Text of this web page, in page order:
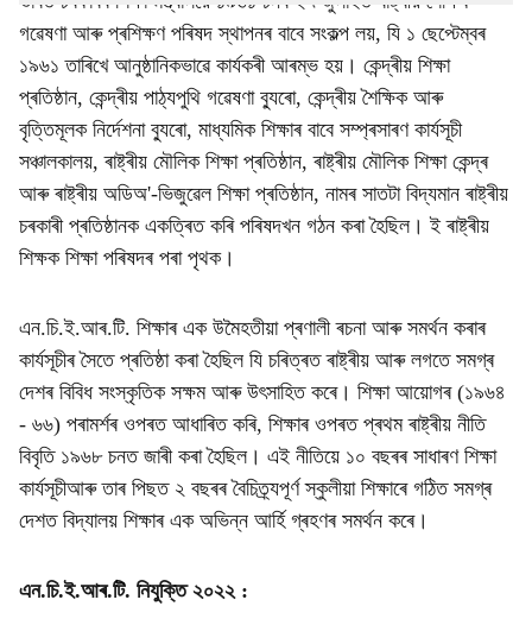
গৱেষণা আৰু প্ৰশিক্ষণ পৰিষদ স্থাপনৰ বাবে সংকল্প লয়, যি ১ ছেপ্টেম্বৰ
১৯৬১ তাৰিখে আনুষ্ঠানিকভাৱে কাৰ্যকৰী আৰম্ভ হয়। কেন্দ্ৰীয় শিক্ষা
প্ৰতিষ্ঠান, কেন্দ্ৰীয় পাঠ্যপুথি গৱেষণা ব্যুৰো, কেন্দ্ৰীয় শৈক্ষিক আৰু
বৃত্তিমূলক নিৰ্দেশনা ব্যুৰো, মাধ্যমিক শিক্ষাৰ বাবে সম্প্ৰসাৰণ কাৰ্যসূচী
সঞ্চালকালয়, ৰাষ্ট্ৰীয় মৌলিক শিক্ষা প্ৰতিষ্ঠান, ৰাষ্ট্ৰীয় মৌলিক শিক্ষা কেন্দ্ৰ
আৰু ৰাষ্ট্ৰীয় অডিঅ'-ভিজুৱেল শিক্ষা প্ৰতিষ্ঠান, নামৰ সাতটা বিদ্যমান ৰাষ্ট্ৰীয়
চৰকাৰী প্ৰতিষ্ঠানক একত্ৰিত কৰি পৰিষদখন গঠন কৰা হৈছিল। ই ৰাষ্ট্ৰীয়
শিক্ষক শিক্ষা পৰিষদৰ পৰা পৃথক।
এন.চি.ই.আৰ.টি. শিক্ষাৰ এক উমৈহতীয়া প্ৰণালী ৰচনা আৰু সমৰ্থন কৰাৰ
কাৰ্যসূচীৰ সৈতে প্ৰতিষ্ঠা কৰা হৈছিল যি চৰিত্ৰত ৰাষ্ট্ৰীয় আৰু লগতে সমগ্ৰ
দেশৰ বিবিধ সংস্কৃতিক সক্ষম আৰু উৎসাহিত কৰে। শিক্ষা আয়োগৰ (১৯৬৪
- ৬৬) পৰামৰ্শৰ ওপৰত আধাৰিত কৰি, শিক্ষাৰ ওপৰত প্ৰথম ৰাষ্ট্ৰীয় নীতি
বিবৃতি ১৯৬৮ চনত জাৰী কৰা হৈছিল। এই নীতিয়ে ১০ বছৰৰ সাধাৰণ শিক্ষা
কাৰ্যসূচীআৰু তাৰ পিছত ২ বছৰৰ বৈচিত্ৰ্যপূৰ্ণ স্কুলীয়া শিক্ষাৰে গঠিত সমগ্ৰ
দেশত বিদ্যালয় শিক্ষাৰ এক অভিন্ন আৰ্হি গ্ৰহণৰ সমৰ্থন কৰে।
এন.চি.ই.আৰ.টি. নিযুক্তি ২০২২ :